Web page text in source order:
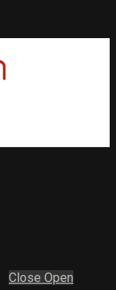
Close Open